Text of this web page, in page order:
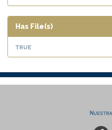
Has File(s)
true